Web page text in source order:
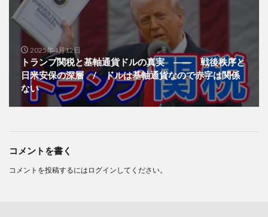
2025年4月12日
トランプ関税と基軸通貨ドルの真実 ―― 戦後秩序と
日米安保の深層 / ドルは基軸通貨なので赤字は関係
ない
コメントを書く
コメントを投稿するには ログイン してください。